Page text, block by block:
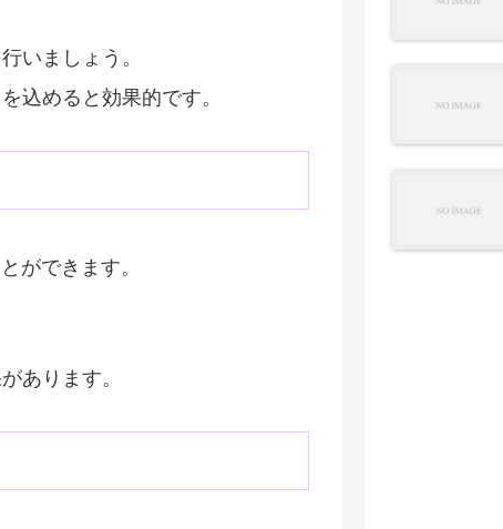
いましょう。
込めると効果的です。
ができます。
あります。